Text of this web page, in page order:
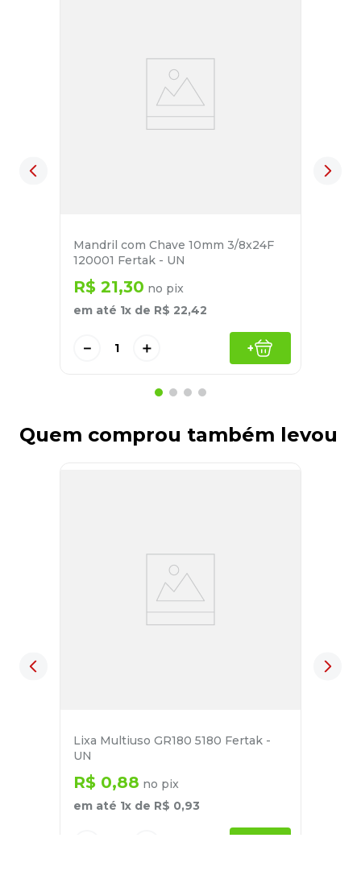
Mandril com Chave 10mm 3/8x24F
120001 Fertak - UN
R$ 21,30 no pix
em até 1x de R$ 22,42
＋
－ +
Quem comprou também levou
Lixa Multiuso GR180 5180 Fertak -
UN
R$ 0,88 no pix
em até 1x de R$ 0,93